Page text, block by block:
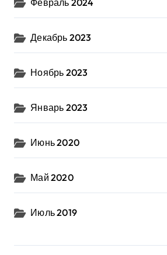
Февраль 2024
Декабрь 2023
Ноябрь 2023
Январь 2023
Июнь 2020
Май 2020
Июль 2019